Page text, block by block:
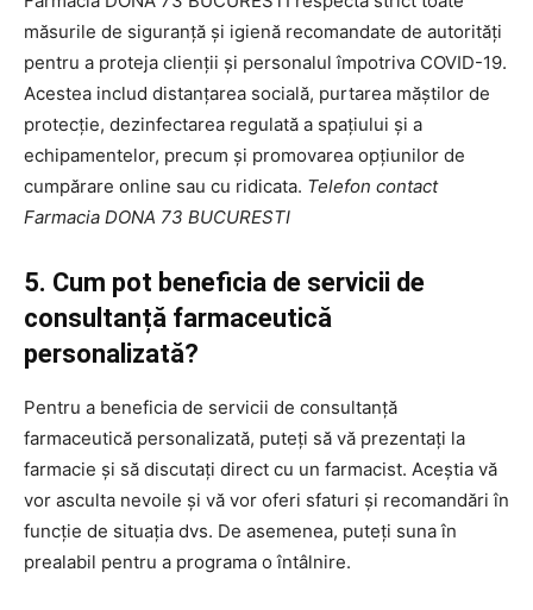
măsurile de siguranță și igienă recomandate de autorități
pentru a proteja clienții și personalul împotriva COVID-19.
Acestea includ distanțarea socială, purtarea măștilor de
protecție, dezinfectarea regulată a spațiului și a
echipamentelor, precum și promovarea opțiunilor de
cumpărare online sau cu ridicata. Telefon contact
Farmacia DONA 73 BUCURESTI
5. Cum pot beneficia de servicii de
consultanță farmaceutică
personalizată?
Pentru a beneficia de servicii de consultanță
farmaceutică personalizată, puteți să vă prezentați la
farmacie și să discutați direct cu un farmacist. Aceștia vă
vor asculta nevoile și vă vor oferi sfaturi și recomandări în
funcție de situația dvs. De asemenea, puteți suna în
prealabil pentru a programa o întâlnire.